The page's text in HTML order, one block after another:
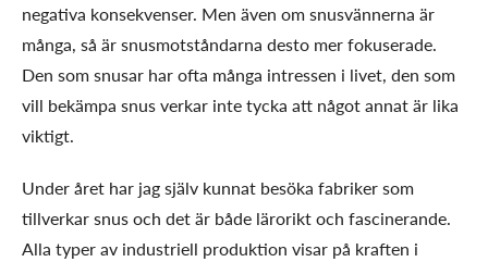
negativa konsekvenser. Men även om snusvännerna är
många, så är snusmotståndarna desto mer fokuserade.
Den som snusar har ofta många intressen i livet, den som
vill bekämpa snus verkar inte tycka att något annat är lika
viktigt.
Under året har jag själv kunnat besöka fabriker som
tillverkar snus och det är både lärorikt och fascinerande.
Alla typer av industriell produktion visar på kraften i